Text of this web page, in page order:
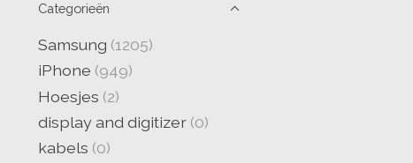
Categorieën
Samsung (1205)
iPhone (949)
Hoesjes (2)
display and digitizer (0)
kabels (0)